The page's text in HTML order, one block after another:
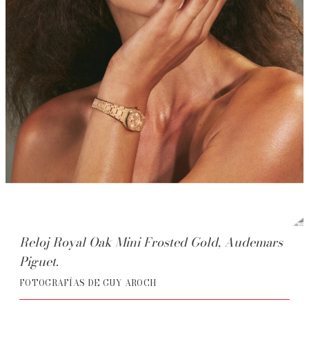
Reloj Royal Oak Mini Frosted Gold, Audemars
Piguet.
FOTOGRAFÍAS DE GUY AROCH